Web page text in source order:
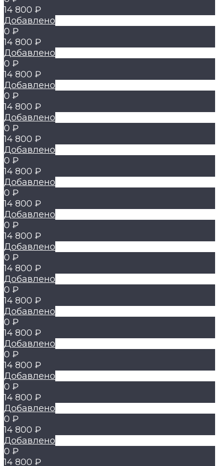
14 800 ₽
Добавлено
0 ₽
14 800 ₽
Добавлено
0 ₽
14 800 ₽
Добавлено
0 ₽
14 800 ₽
Добавлено
0 ₽
14 800 ₽
Добавлено
0 ₽
14 800 ₽
Добавлено
0 ₽
14 800 ₽
Добавлено
0 ₽
14 800 ₽
Добавлено
0 ₽
14 800 ₽
Добавлено
0 ₽
14 800 ₽
Добавлено
0 ₽
14 800 ₽
Добавлено
0 ₽
14 800 ₽
Добавлено
0 ₽
14 800 ₽
Добавлено
0 ₽
14 800 ₽
Добавлено
0 ₽
14 800 ₽